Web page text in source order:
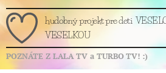
hudobný projekt pre deti
VESELKOU
POZNÁTE Z LALA TV a TURBOTV! :)